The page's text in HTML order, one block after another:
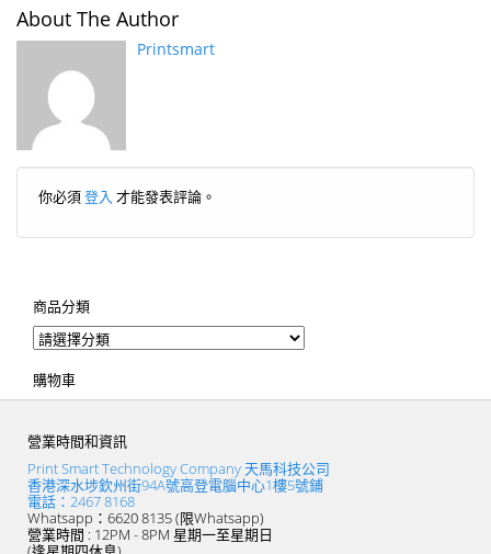
About The Author
Printsmart
你必須登入 才能發表評論。
商品分類
購物車
營業時間和資訊
Print Smart Technology Company 天馬科技公司
香港深水埗欽州街94A號高登電腦中心1樓5號鋪
電話：2467 8168
Whatsapp：6620 8135 (限Whatsapp)
營業時間 : 12PM - 8PM 星期一至星期日